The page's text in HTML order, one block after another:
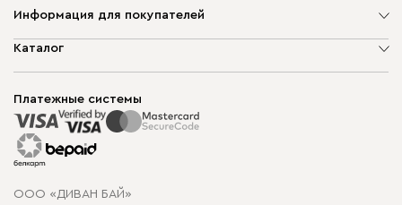
Информация для покупателей
О компании
Способы оплаты
Рассрочка и кредит
Гарантия
Карта сайта
Политика конфиденциальности
Каталог
Корпусная мебель
Распродажа мебели
Платежные системы
ООО «ДИВАН БАЙ»